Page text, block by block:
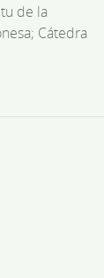
de la
Cátedra